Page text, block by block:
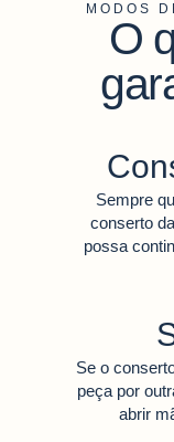
MODOS
O
Sempre
conserto
possa
Se o
peça por
abrir